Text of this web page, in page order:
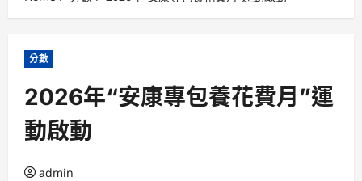
分數
2026年“安康專包養花費月”運
動啟動
admin